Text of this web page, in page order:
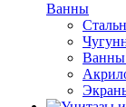
Ванны
Ванны